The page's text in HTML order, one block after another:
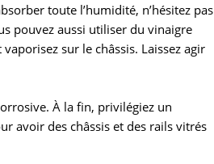
toute l’humidité, n’hésitez pas
pouvez aussi utiliser du vinaigre
sur le châssis. Laissez agir
À la fin, privilégiez un
avoir des châssis et des rails vitrés